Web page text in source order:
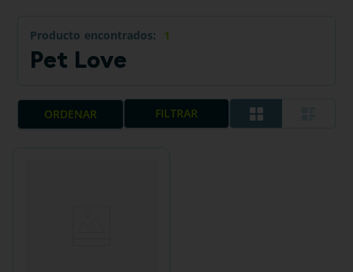
1
Producto
Pet Love
FILTRAR